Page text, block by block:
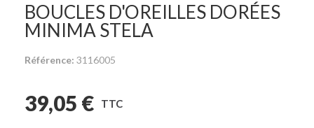
BOUCLES D'OREILLES DORÉES
MINIMA STELA
Référence 3116005
39,05 € TTC